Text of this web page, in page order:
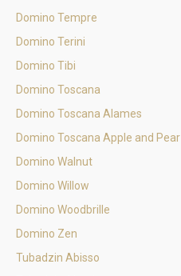
Domino Tempre
Domino Terini
Domino Tibi
Domino Toscana
Domino Toscana Alames
Domino Toscana Apple and Pear
Domino Walnut
Domino Willow
Domino Woodbrille
Domino Zen
Tubadzin Abisso